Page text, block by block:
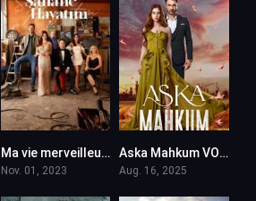
Ma vie merveilleuse – Sahane Hayatim en VF
Nov. 01, 2023
Aska Mahkum VOSTFR
Aug. 16, 2025